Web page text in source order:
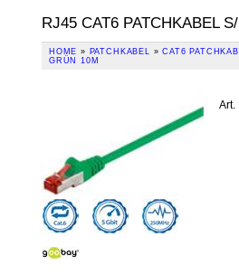
RJ45 CAT6 PATCHKABEL
HOME » PATCHKABEL »CAT6
GRÜN 10M
Art.